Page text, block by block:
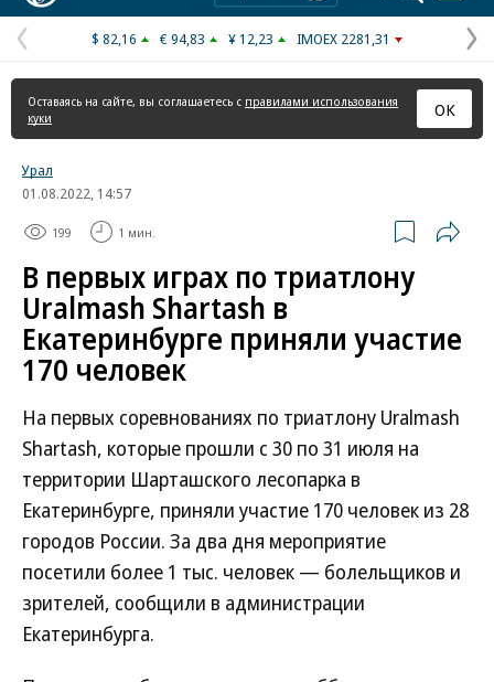
Предыдущая
страница
$ 82,16 € 94,83 ¥ 12,23 IMOEX 2281,31
Оставаясь на сайте, вы соглашаетесь с правилами использования
куки
ОК
Урал
01.08.2022, 14:57
199 1 мин.
В первых играх по триатлону
Uralmash Shartash в
Екатеринбурге приняли участие
170 человек
На первых соревнованиях по триатлону Uralmash
Shartash, которые прошли с 30 по 31 июля на
территории Шарташского лесопарка в
Екатеринбурге, приняли участие 170 человек из 28
городов России. За два дня мероприятие
посетили более 1 тыс. человек — болельщиков и
зрителей, сообщили в администрации
Екатеринбурга.